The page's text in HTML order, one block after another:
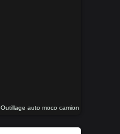
Outillage auto moco camion